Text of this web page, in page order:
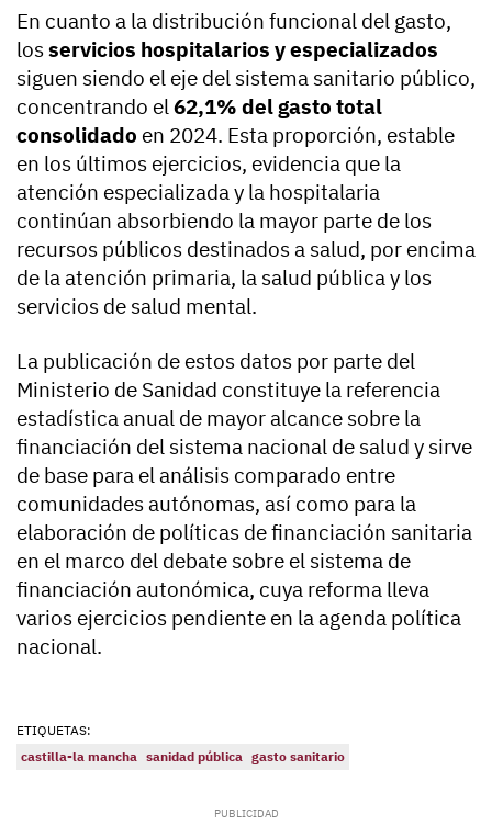
En cuanto a la distribución funcional del gasto,
losservicios hospitalarios y especializados
siguen siendo el eje del sistema sanitario público,
concentrando el 62,1% del gasto total
consolidado en 2024. Esta proporción, estable
en los últimos ejercicios, evidencia que la
atención especializada y la hospitalaria
continúan absorbiendo la mayor parte de los
recursos públicos destinados a salud, por encima
de la atención primaria, la salud pública y los
servicios de salud mental.
La publicación de estos datos por parte del
Ministerio de Sanidad constituye la referencia
estadística anual de mayor alcance sobre la
financiación del sistema nacional de salud y sirve
de base para el análisis comparado entre
comunidades autónomas, así como para la
elaboración de políticas de financiación sanitaria
en el marco del debate sobre el sistema de
financiación autonómica, cuya reforma lleva
varios ejercicios pendiente en la agenda política
nacional.
ETIQUETAS:
castilla-la mancha sanidad pública gasto sanitario